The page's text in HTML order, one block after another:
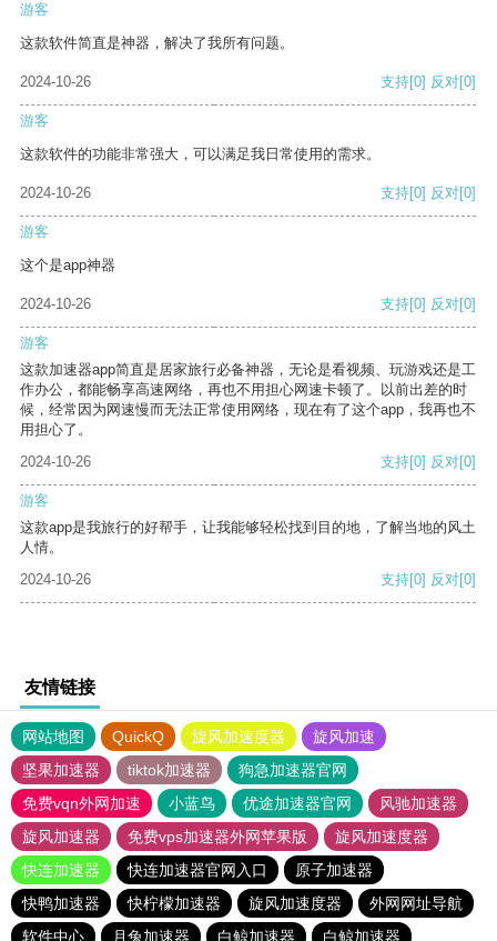
游客
这款软件简直是神器，解决了我所有问题。
2024-10-26 支持[0] 反对[0]
游客
这款软件的功能非常强大，可以满足我日常使用的需求。
2024-10-26 支持[0] 反对[0]
游客
这个是app神器
2024-10-26 支持[0] 反对[0]
游客
这款加速器app简直是居家旅行必备神器，无论是看视频、玩游戏还是工
作办公，都能畅享高速网络，再也不用担心网速卡顿了。以前出差的时
候，经常因为网速慢而无法正常使用网络，现在有了这个app，我再也不
用担心了。
2024-10-26
支持[0] 反对[0]
游客
这款app是我旅行的好帮手，让我能够轻松找到目的地，了解当地的风土
人情。
2024-10-26
支持[0] 反对[0]
友情链接
网站地图 QuickQ 旋风加速度器
旋风加速
坚果加速器
tiktok加速器
狗急加速器官网
免费vqn外网加速
小蓝鸟 优途加速器官网
风驰加速器
旋风加速器
免费vps加速器外网苹果版
旋风加速度器
快连加速器
快连加速器官网入口
原子加速器
快鸭加速器
快柠檬加速器 旋风加速度器
外网网址导航
软件中心
月兔加速器 白鲸加速器 白鲸加速器